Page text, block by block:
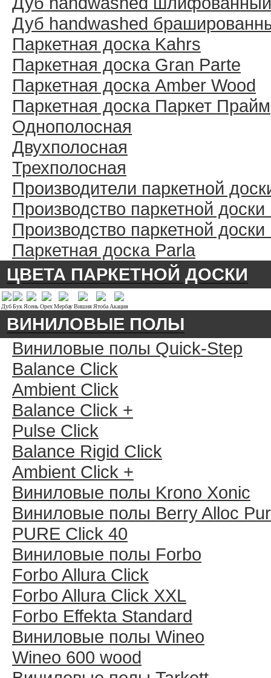
Дуб handwashed
Паркетная доска Kahrs
Паркетная доска Gran Parte
Паркетная доска Amber Wood
Паркетная доска Паркет Прайм
Однополосная
Двухполосная
Трехполосная
Производители паркетной
Производство паркетной
Производство паркетной
Паркетная доска Parla
ЦВЕТА ПАРКЕТНОЙ ДОСКИ
ДубБук ЯсеньОрехМербауВишня Ятоба Акация
ВИНИЛОВЫЕ ПОЛЫ
Виниловые полы Quick-Step
Balance Click
Ambient Click
Balance Click +
Pulse Click
Balance Rigid Click
Ambient Click +
Виниловые полы Krono Xonic
Виниловые полы Berry Alloc
PURE Click 40
Виниловые полы Forbo
Forbo Allura Click
Forbo Allura Click XXL
Forbo Effekta Standard
Виниловые полы Wineo
Wineo 600 wood